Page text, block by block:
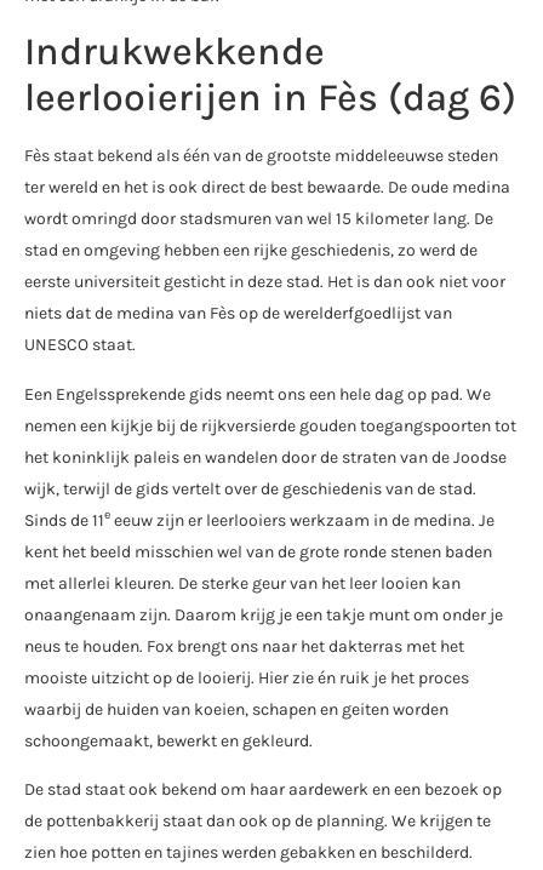
Indrukwekkende
leerlooierijen in Fès (dag 6)
Fès staat bekend als één van de grootste middeleeuwse steden
ter wereld en het is ook direct de best bewaarde. De oude medina
wordt omringd door stadsmuren van wel 15 kilometer lang. De
stad en omgeving hebben een rijke geschiedenis, zo werd de
eerste universiteit gesticht in deze stad. Het is dan ook niet voor
niets dat de medina van Fès op de werelderfgoedlijst van
UNESCO staat.
Een Engelssprekende gids neemt ons een hele dag op pad. We
nemen een kijkje bij de rijkversierde gouden toegangspoorten tot
het koninklijk paleis en wandelen door de straten van de Joodse
wijk, terwijl de gids vertelt over de geschiedenis van de stad.
Sinds de 11e eeuw zijn er leerlooiers werkzaam in de medina. Je
kent het beeld misschien wel van de grote ronde stenen baden
met allerlei kleuren. De sterke geur van het leer looien kan
onaangenaam zijn. Daarom krijg je een takje munt om onder je
neus te houden. Fox brengt ons naar het dakterras met het
mooiste uitzicht op de looierij. Hier zie én ruik je het proces
waarbij de huiden van koeien, schapen en geiten worden
schoongemaakt, bewerkt en gekleurd.
De stad staat ook bekend om haar aardewerk en een bezoek op
de pottenbakkerij staat dan ook op de planning. We krijgen te
zien hoe potten en tajines werden gebakken en beschilderd.